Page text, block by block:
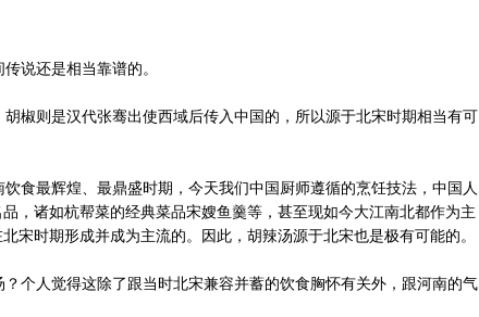
说还是相当靠谱的。
椒则是汉代张骞出使西域后传入中国的，所以源于北宋时期相当有可
食最辉煌、最鼎盛时期，今天我们中国厨师遵循的烹饪技法，中国人
，诸如杭帮菜的经典菜品宋嫂鱼羹等，甚至现如今大江南北都作为主
宋时期形成并成为主流的。因此，胡辣汤源于北宋也是极有可能的。
个人觉得这除了跟当时北宋兼容并蓄的饮食胸怀有关外，跟河南的气